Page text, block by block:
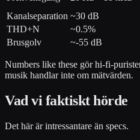
Kanalseparation ~30 dB
THD+N
~0.5%
Brusgolv
~-55 dB
Numbers like these gör hi-fi-
musik handlar inte om mätvärden.
Vad vi faktiskt hörde
Det här är intressantare än specs.